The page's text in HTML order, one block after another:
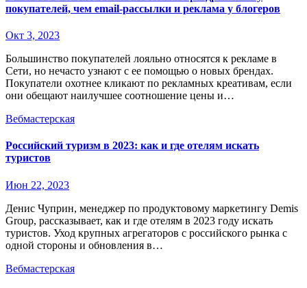
покупателей, чем email-рассылки и реклама у блогеров
Окт 3, 2023
Большинство покупателей лояльно относятся к рекламе в
Сети, но нечасто узнают с ее помощью о новых брендах.
Покупатели охотнее кликают по рекламных креативам, если
они обещают наилучшее соотношение цены и…
Вебмастерская
Российский туризм в 2023: как и где отелям искать
туристов
Июн 22, 2023
Денис Чуприн, менеджер по продуктовому маркетингу Demis
Group, рассказывает, как и где отелям в 2023 году искать
туристов. Уход крупных агрегаторов с российского рынка с
одной стороны и обновления в…
Вебмастерская